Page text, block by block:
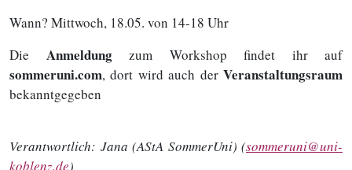
Wann? Mittwoch, 18.05. von 14-18 Uhr
Die Anmeldungzum Workshop findet ihr auf
sommeruni.com, dort wird auch der Veranstaltungsraum
bekanntgegeben
Verantwortlich: Jana (AStA SommerUni) (sommeruni@uni-
koblenz.de)